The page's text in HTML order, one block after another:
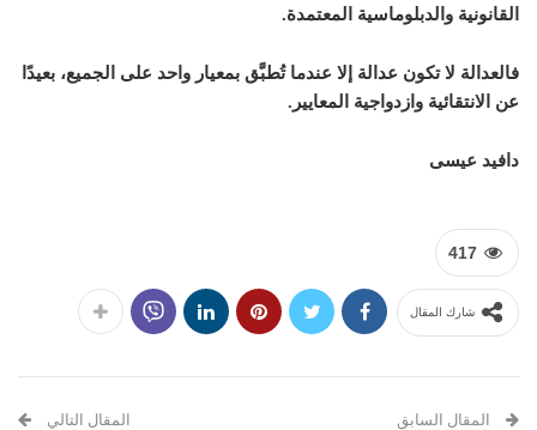
القانونية والدبلوماسية المعتمدة.
فالعدالة لا تكون عدالة إلا عندما تُطبَّق بمعيار واحد على الجميع، بعيدًا
عن الانتقائية وازدواجية المعايير.
دافيد عيسى
417
شارك المقال
المقال السابق المقال التالي